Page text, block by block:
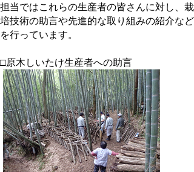
担当ではこれらの生産者の皆さんに対し、栽
培技術の助言や先進的な取り組みの紹介など
を行っています。
□原木しいたけ生産者への助言